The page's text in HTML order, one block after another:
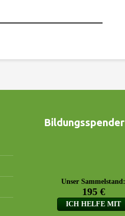
Bildungsspender